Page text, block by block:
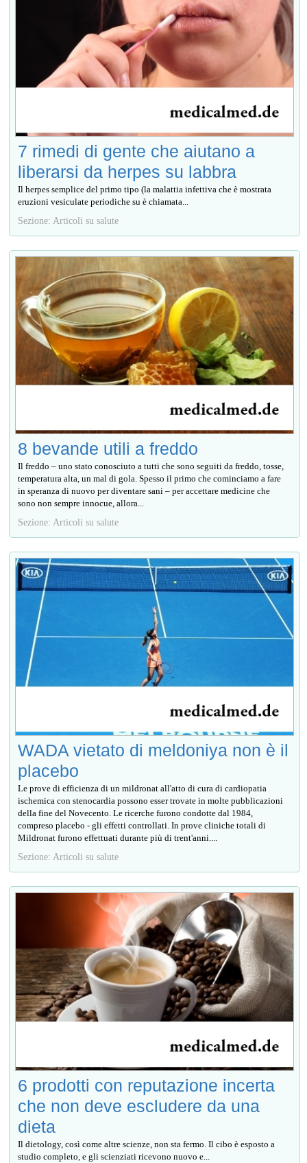
7 rimedi di gente che aiutano a
liberarsi da herpes su labbra
Il herpes semplice del primo tipo (la malattia infettiva che è mostrata
eruzioni vesiculate periodiche su è chiamata...
Sezione: Articoli su salute
8 bevande utili a freddo
Il freddo – uno stato conosciuto a tutti che sono seguiti da freddo, tosse,
temperatura alta, un mal di gola. Spesso il primo che cominciamo a fare
in speranza di nuovo per diventare sani – per accettare medicine che
sono non sempre innocue, allora...
Sezione: Articoli su salute
WADA vietato di meldoniya non è il
placebo
Le prove di efficienza di un mildronat all'atto di cura di cardiopatia
ischemica con stenocardia possono esser trovate in molte pubblicazioni
della fine del Novecento. Le ricerche furono condotte dal 1984,
compreso placebo - gli effetti controllati. In prove cliniche totali di
Mildronat furono effettuati durante più di trent'anni....
Sezione: Articoli su salute
6 prodotti con reputazione incerta
che non deve escludere da una
dieta
Il dietology, così come altre scienze, non sta fermo. Il cibo è esposto a
studio completo, e gli scienziati ricevono nuovo e...